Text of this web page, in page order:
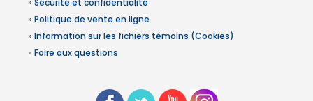
» Sécurité et confidentialité
» Politique de vente en ligne
» Information sur les fichiers témoins (Cookies)
» Foire aux questions